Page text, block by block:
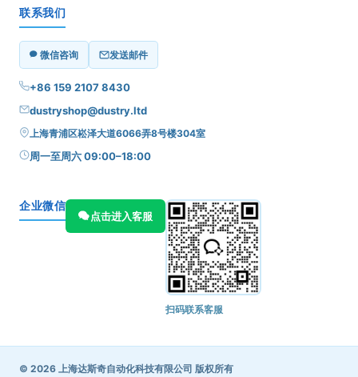
联系我们
微信咨询 发送邮件
+86 159 2107 8430
dustryshop@dustry.ltd
上海青浦区崧泽大道6066弄8号楼304室
周一至周六 09:00–18:00
企业微信
点击进入客服
扫码联系客服
© 2026 上海达斯奇自动化科技有限公司 版权所有